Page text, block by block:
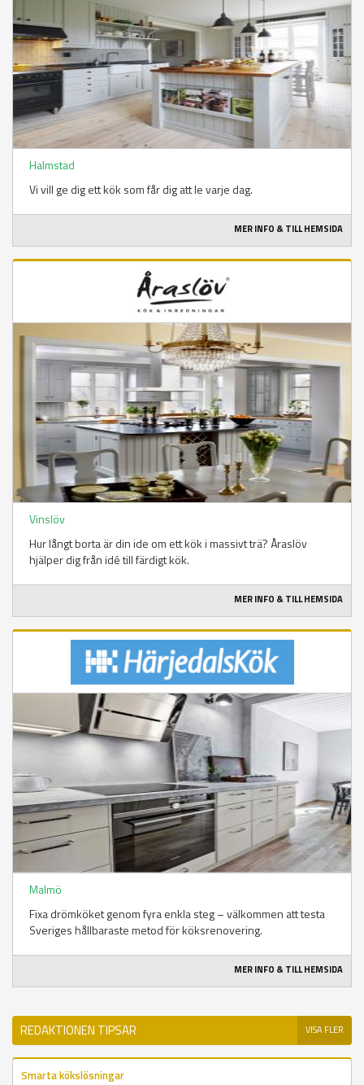
Halmstad
Vi vill ge dig ett kök som får dig att le varje dag.
MER INFO & TILL HEMSIDA
Vinslöv
Hur långt borta är din ide om ett kök i massivt trä? Åraslöv
hjälper dig från idé till färdigt kök.
MER INFO & TILL HEMSIDA
Malmö
Fixa drömköket genom fyra enkla steg – välkommen att testa
Sveriges hållbaraste metod för köksrenovering.
MER INFO & TILL HEMSIDA
REDAKTIONEN TIPSAR VISA FLER
Smarta kökslösningar